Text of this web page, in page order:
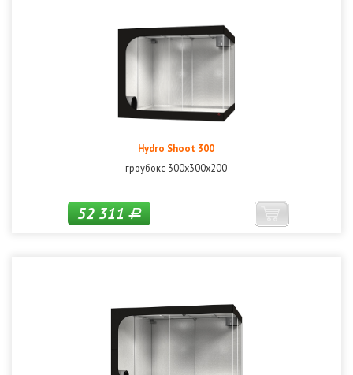
Hydro Shoot 300
гроубокс 300х300х200
52 311Р